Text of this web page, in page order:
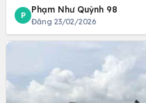
P
Phạm Như Quỳnh 98
Đăng 23/02/2026